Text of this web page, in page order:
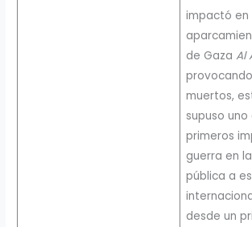
impactó en
de Gaza Al
muertos,
supuso
primeros
guerra en
pública a
desde un